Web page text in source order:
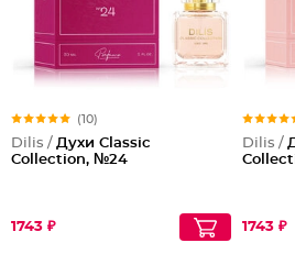
(10)
Dilis / Духи Classic
Collection, №24
1743 ₽
Dilis /
1743 ₽